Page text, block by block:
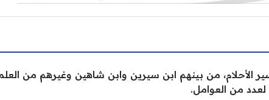
من بينهم ابن سيرين وابن شاهين وغيرهم من
من العوامل.